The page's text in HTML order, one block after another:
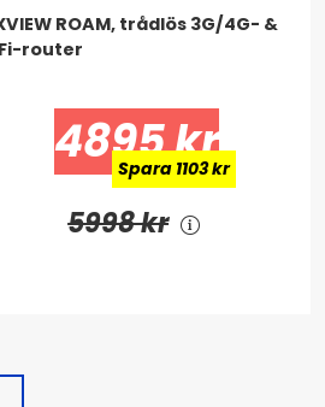
ROAM, trådlös 3G/4G- &
router
4895 kr
Spara 1103 kr
5998 kr